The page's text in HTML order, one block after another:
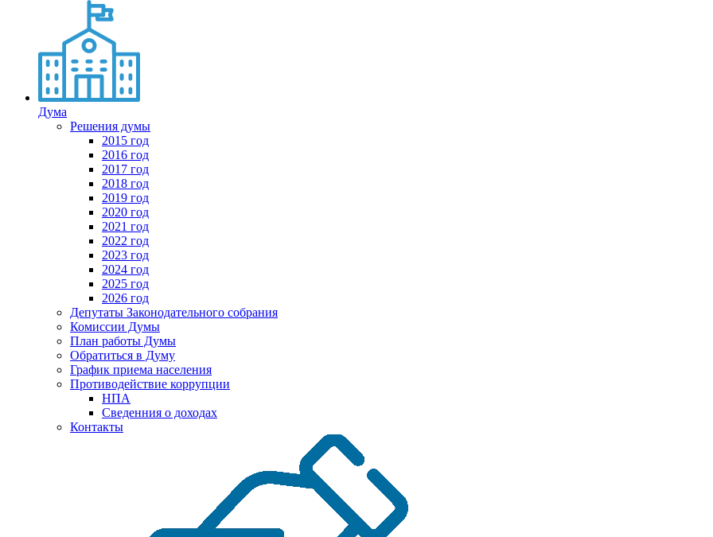
Дума
Решения думы
2015 год
2016 год
2017 год
2018 год
2019 год
2020 год
2021 год
2022 год
2023 год
2024 год
2025 год
2026 год
Депутаты Законодательного собрания
Комиссии Думы
План работы Думы
Обратиться в Думу
График приема населения
Противодействие коррупции
НПА
Сведенния о доходах
Контакты